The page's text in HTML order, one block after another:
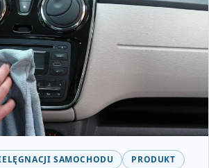
SAMOCHODU PRODUKT